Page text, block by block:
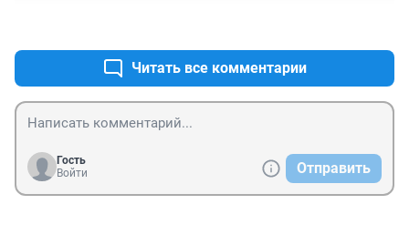
Читать все комментарии
Гость
Войти
Отправить